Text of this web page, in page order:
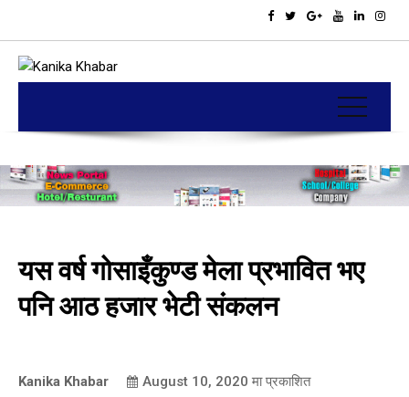
यस वर्ष गोसाइँकुण्ड मेला प्रभावित भए
पनि आठ हजार भेटी संकलन
Kanika Khabar August 10, 2020 मा प्रकाशित